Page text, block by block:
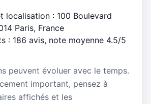
localisation : 100 Boulevard
Paris, France
: 186 avis, note moyenne 4.5/5
peuvent évoluer avec le temps.
important, pensez à
affichés et les